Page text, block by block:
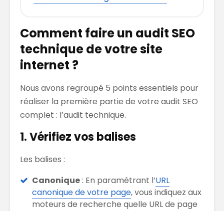
Comment faire un audit SEO
technique de votre site
internet ?
Nous avons regroupé 5 points essentiels pour
réaliser la première partie de votre audit SEO
complet : l’audit technique.
1. Vérifiez vos balises
Les balises :
Canonique: En paramétrant l’URL
canonique de votre page, vous indiquez aux
moteurs de recherche quelle URL de page